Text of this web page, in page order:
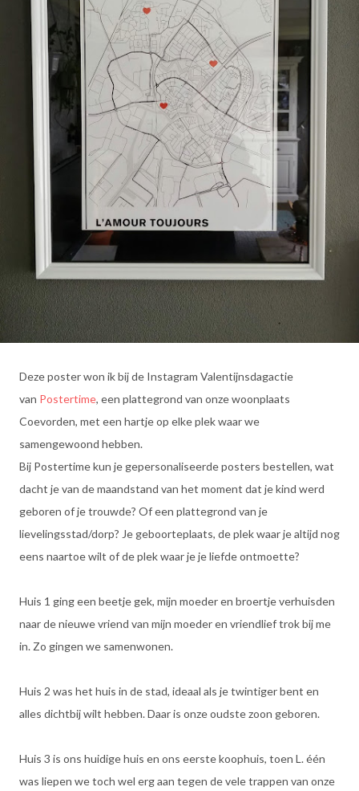
Deze poster won ik bij de Instagram Valentijnsdagactie
van Postertime, een plattegrond van onze woonplaats
Coevorden, met een hartje op elke plek waar we
samengewoond hebben.
Bij Postertime kun je gepersonaliseerde posters bestellen, wat
dacht je van de maandstand van het moment dat je kind werd
geboren of je trouwde? Of een plattegrond van je
lievelingsstad/dorp? Je geboorteplaats, de plek waar je altijd nog
eens naartoe wilt of de plek waar je je liefde ontmoette?
Huis 1 ging een beetje gek, mijn moeder en broertje verhuisden
naar de nieuwe vriend van mijn moeder en vriendlief trok bij me
in. Zo gingen we samenwonen.
Huis 2 was het huis in de stad, ideaal als je twintiger bent en
alles dichtbij wilt hebben. Daar is onze oudste zoon geboren.
Huis 3 is ons huidige huis en ons eerste koophuis, toen L. één
was liepen we toch wel erg aan tegen de vele trappen van onze